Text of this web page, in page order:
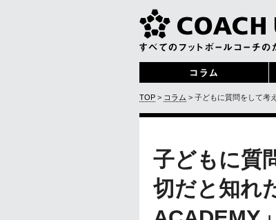
TOP > コラム > 子どもに質問をして考
子どもに質
切だと知れ